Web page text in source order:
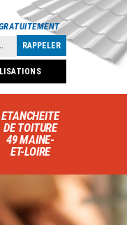
ETANCHEITE
DE TOITURE
49 MAINE-
ET-LOIRE